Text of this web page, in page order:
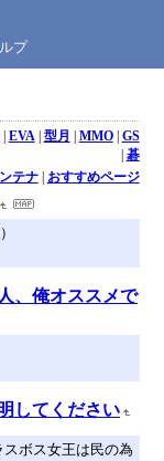
プ
| EVA| 型月 | MMO| GS
| 碁
テナ| おすすめページ
、俺オススメで
してください
スボス女王は民の為